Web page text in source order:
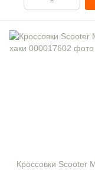
Кроссовки Scooter